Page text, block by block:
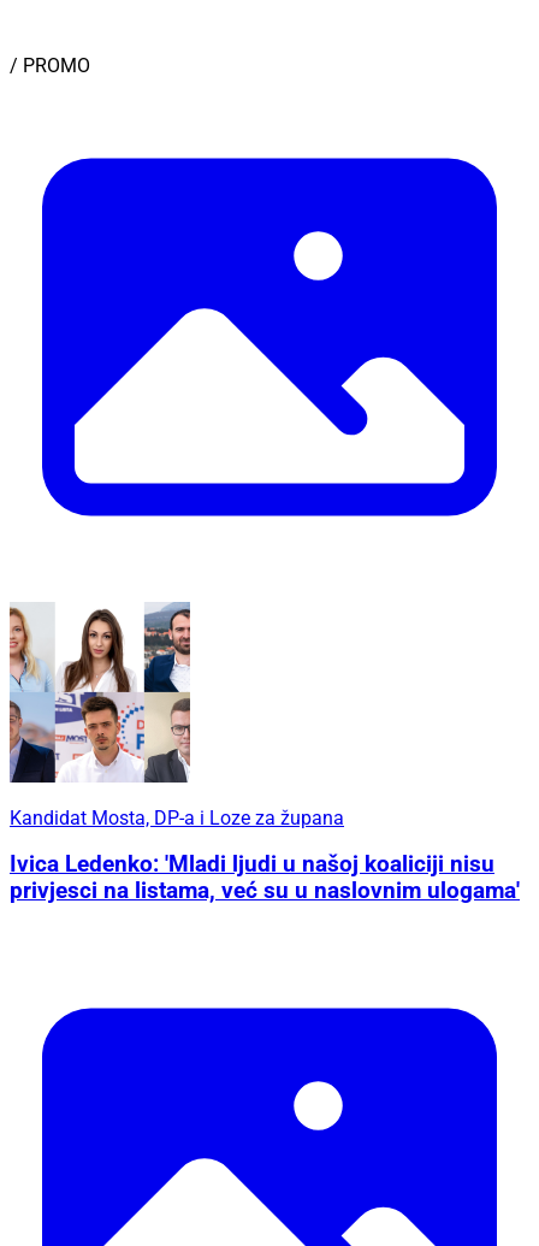
/ PROMO
Kandidat Mosta, DP-a i Loze za župana
Ivica Ledenko: 'Mladi ljudi u našoj koaliciji nisu
privjesci na listama, već su u naslovnim ulogama'